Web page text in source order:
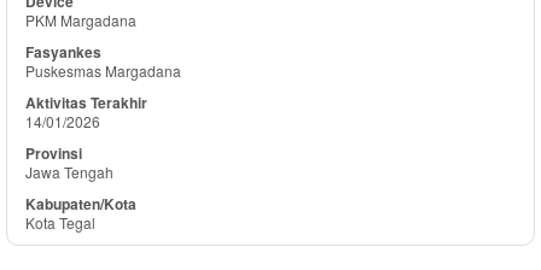
PKM Margadana
Puskesmas Margadana
14/01/2026
Jawa Tengah
Kota Tegal